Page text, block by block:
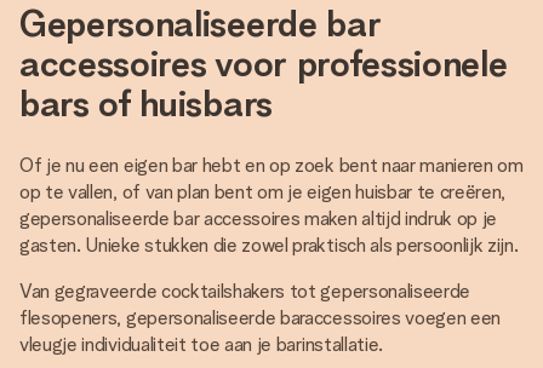
Gepersonaliseerde bar
accessoires voor professionele
bars of huisbars
Of je nu een eigen bar hebt en op zoek bent naar manieren om
op te vallen, of van plan bent om je eigen huisbar te creëren,
gepersonaliseerde bar accessoires maken altijd indruk op je
gasten. Unieke stukken die zowel praktisch als persoonlijk zijn.
Van gegraveerde cocktailshakers tot gepersonaliseerde
flesopeners, gepersonaliseerde baraccessoires voegen een
vleugje individualiteit toe aan je barinstallatie.